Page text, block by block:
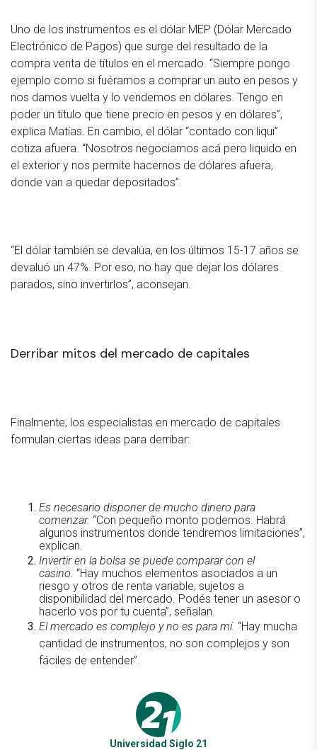
Uno de los instrumentos es el dólar MEP (Dólar Mercado
Electrónico de Pagos) que surge del resultado de la
compra venta de títulos en el mercado. “Siempre pongo
ejemplo como si fuéramos a comprar un auto en pesos y
nos damos vuelta y lo vendemos en dólares. Tengo en
poder un título que tiene precio en pesos y en dólares”,
explica Matías. En cambio, el dólar “contado con liqui”
cotiza afuera. “Nosotros negociamos acá pero liquido en
el exterior y nos permite hacernos de dólares afuera,
donde van a quedar depositados”.
“El dólar también se devalúa, en los últimos 15-17 años se
devaluó un 47%. Por eso, no hay que dejar los dólares
parados, sino invertirlos”, aconsejan.
Derribar mitos del mercado de capitales
Finalmente, los especialistas en mercado de capitales
formulan ciertas ideas para derribar:
Es necesario disponer de mucho dinero para
comenzar. “Con pequeño monto podemos. Habrá
algunos instrumentos donde tendremos limitaciones”,
explican.
Invertir en la bolsa se puede comparar con el
casino. “Hay muchos elementos asociados a un
riesgo y otros de renta variable, sujetos a
disponibilidad del mercado. Podés tener un asesor o
hacerlo vos por tu cuenta”, señalan.
El mercado es complejo y no es para mí. “Hay mucha
cantidad de instrumentos, no son complejos y son
fáciles de entender”.
Universidad Siglo 21